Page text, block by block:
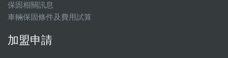
保固相關訊息
車輛保固條件及費用試算
加盟申請